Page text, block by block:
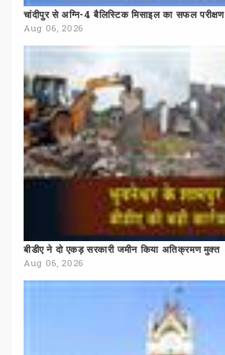
चांदीपुर से अग्नि-4 बैलिस्टिक मिसाइल का सफल परीक्षण
Aug 06, 2026
बीडीए ने दो एकड़ सरकारी जमीन किया अतिक्रमण मुक्त
Aug 06, 2026